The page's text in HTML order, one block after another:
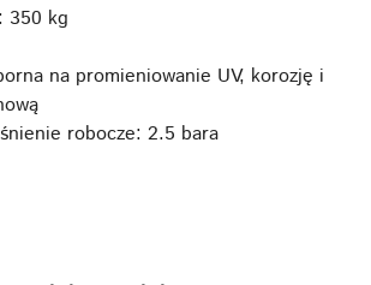
350 kg
na promieniowanie UV, korozję i
robocze: 2.5 bara